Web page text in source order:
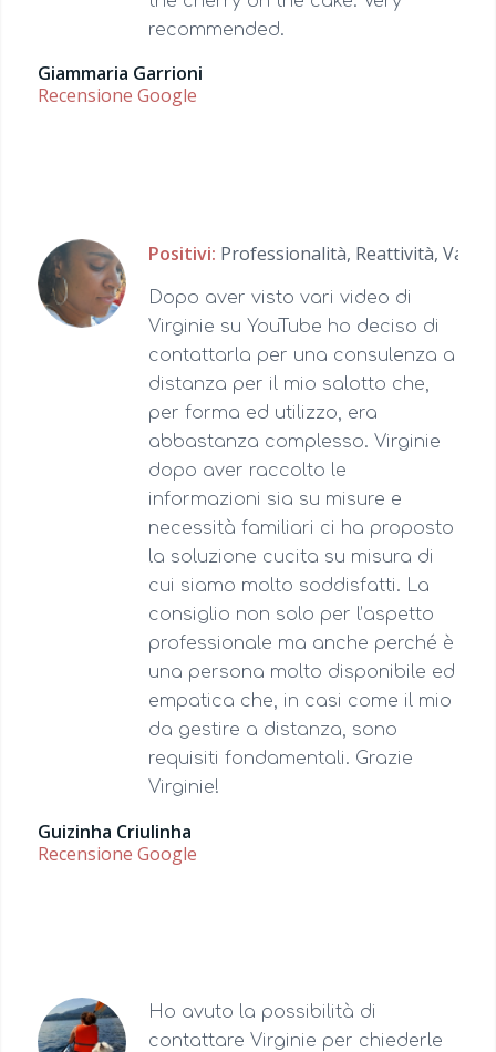
recommended.
Giammaria Garrioni
Recensione Google
Positivi: Professionalità, Reattività, Valore
Dopo aver visto vari video di
Virginie su YouTube ho deciso di
contattarla per una consulenza a
distanza per il mio salotto che,
per forma ed utilizzo, era
abbastanza complesso. Virginie
dopo aver raccolto le
informazioni sia su misure e
necessità familiari ci ha proposto
la soluzione cucita su misura di
cui siamo molto soddisfatti. La
consiglio non solo per l’aspetto
professionale ma anche perché è
una persona molto disponibile ed
empatica che, in casi come il mio
da gestire a distanza, sono
requisiti fondamentali. Grazie
Virginie!
Guizinha Criulinha
Recensione Google
Ho avuto la possibilità di
contattare Virginie per chiederle